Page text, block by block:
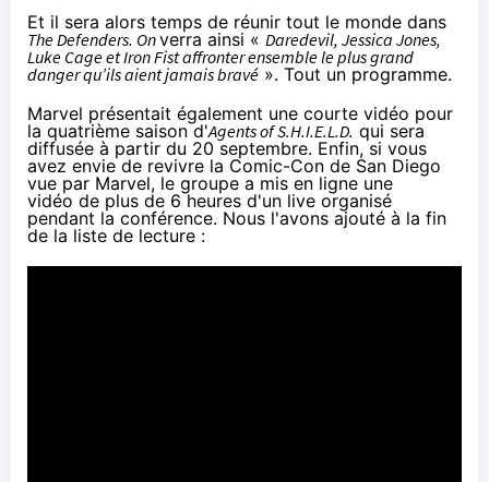
Et il sera alors temps de réunir tout le monde dans
The Defenders. Onverra ainsi « Daredevil, Jessica Jones,
Luke Cage et Iron Fist affronter ensemble le plus grand
danger qu’ils aient jamais bravé ». Tout un programme.
Marvel présentait également une courte vidéo pour
la quatrième saison d'Agents of S.H.I.E.L.D. qui sera
diffusée à partir du 20 septembre. Enfin, si vous
avez envie de revivre la Comic-Con de San Diego
vue par Marvel, le groupe a mis en ligne une
vidéo de plus de 6 heures d'un live organisé
pendant la conférence. Nous l'avons ajouté à la fin
de la liste de lecture :